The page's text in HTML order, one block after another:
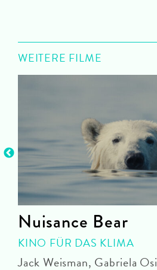
WEITERE FILME
Nuisance Bear
KINO FÜR DAS KLIMA
Jack Weisman, Gabriela